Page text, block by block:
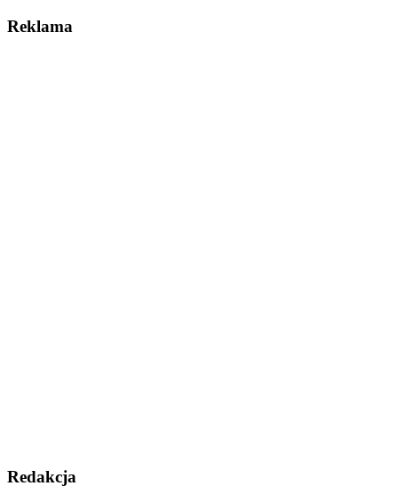
Reklama
Redakcja